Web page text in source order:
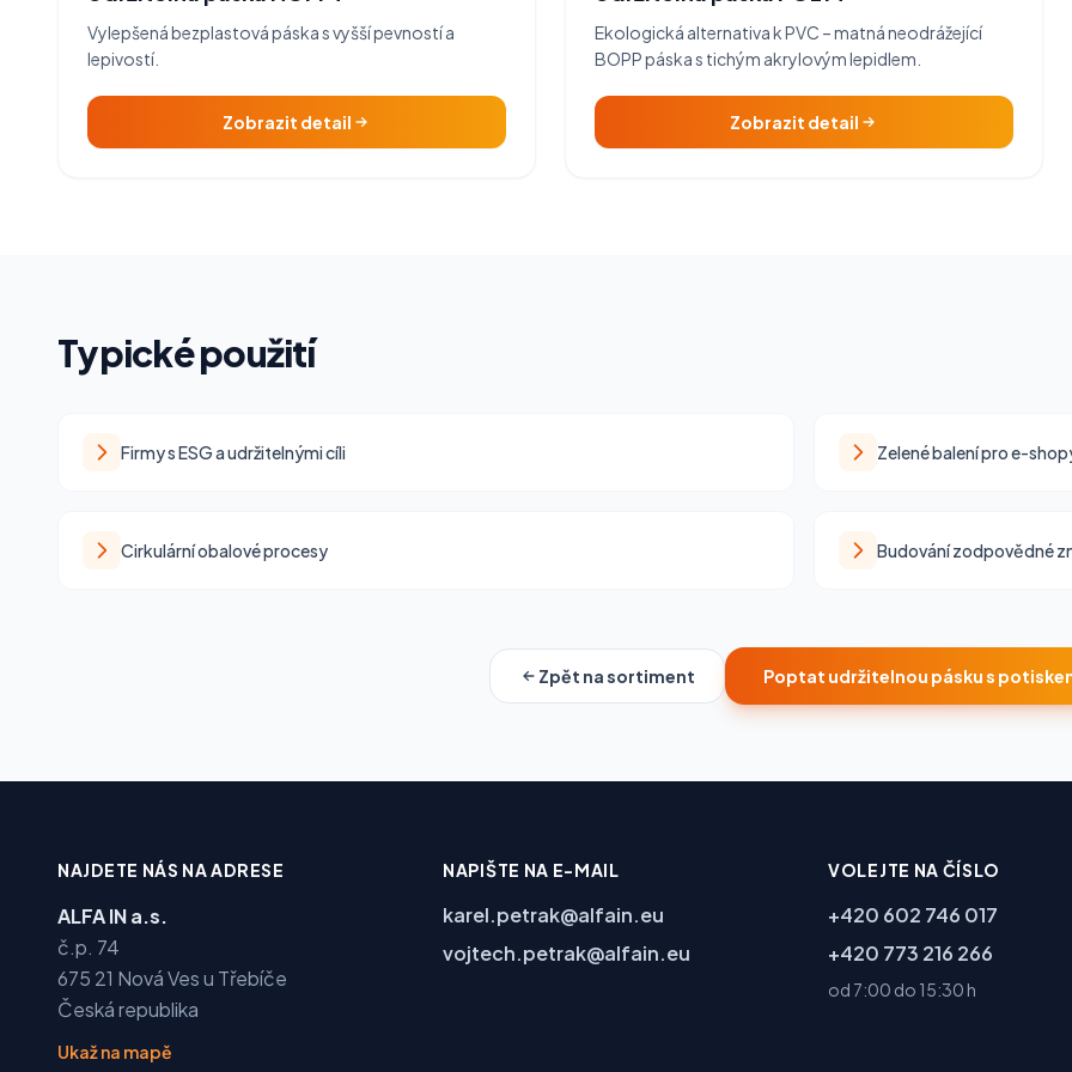
Vylepšená bezplastová páska s vyšší pevností a
lepivostí.
Zobrazit detail
Ekologická alternativa k PVC – matná neodrážející
BOPP páska s tichým akrylovým lepidlem.
Zobrazit detail
Typické použití
Firmy s ESG a udržitelnými cíli Zelené balení pro e-
Cirkulární obalové procesy Budování zodpovědné
Zpět na sortiment Poptat udržitelnou pásku s
NAJDETE NÁS NA ADRESE
ALFA IN a.s.
č.p. 74
675 21 Nová Ves u Třebíče
Česká republika
Ukaž na mapě
NAPIŠTE NA E-MAIL
karel.petrak@alfain.eu
vojtech.petrak@alfain.eu
VOLEJTE NA ČÍSLO
+420 602 746 017
+420 773 216 266
od 7:00 do 15:30 h